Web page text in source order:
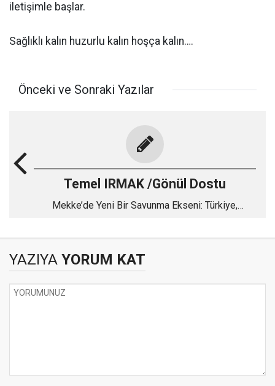
iletişimle başlar.
Sağlıklı kalın huzurlu kalın hoşça kalın….
Önceki ve Sonraki Yazılar
Temel IRMAK /Gönül Dostu
Mekke’de Yeni Bir Savunma Ekseni: Türkiye,
YAZIYA YORUM KAT